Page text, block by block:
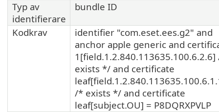
Typ av
identifierare
bundle ID
Kodkrav
identifier "com.eset.ees.g2" and
anchor apple generic and
exists */ and certificate
/* exists */ and certificate
leaf[subject.OU] = P8DQRXPVLP